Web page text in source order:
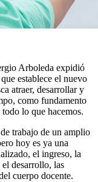
Arboleda expidió
establece el nuevo
atraer, desarrollar y
como fundamento
lo que hacemos.
trabajo de un amplio
hoy es ya una
el ingreso, la
desarrollo, las
cuerpo docente.